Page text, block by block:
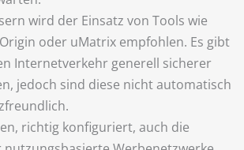
wird der Einsatz von Tools wie
oder uMatrix empfohlen. Es gibt
Internetverkehr generell sicherer
jedoch sind diese nicht automatisch
richtig konfiguriert, auch die